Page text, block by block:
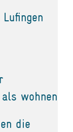
wohnen
die